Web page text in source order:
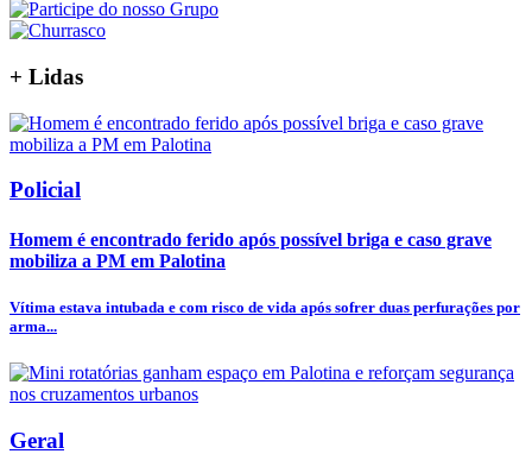
+ Lidas
Policial
Homem é encontrado ferido após possível briga e caso grave
mobiliza a PM em Palotina
Vítima estava intubada e com risco de vida após sofrer duas perfurações por
arma...
Geral